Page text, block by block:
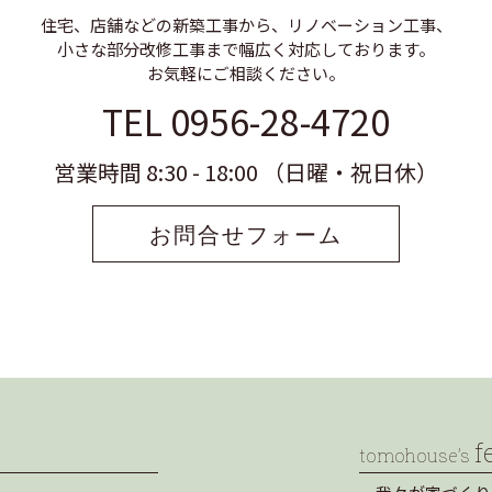
住宅、店舗などの新築工事から、リノベーション工事、
小さな部分改修工事まで幅広く対応しております。
お気軽にご相談ください。
TEL 0956-28-4720
営業時間 8:30 - 18:00 （日曜・祝日休）
お問合せフォーム
tomohouse’s